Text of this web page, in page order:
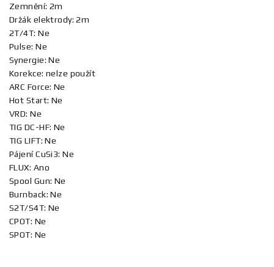
Zemnění: 2m
Držák elektrody: 2m
2T/4T: Ne
Pulse: Ne
Synergie: Ne
Korekce: nelze použít
ARC Force: Ne
Hot Start: Ne
VRD: Ne
TIG DC-HF: Ne
TIG LIFT: Ne
Pájení CuSi3: Ne
FLUX: Ano
Spool Gun: Ne
Burnback: Ne
S2T/S4T: Ne
CPOT: Ne
SPOT: Ne